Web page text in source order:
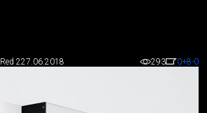
Red 227.06.2018 293 0+8-0